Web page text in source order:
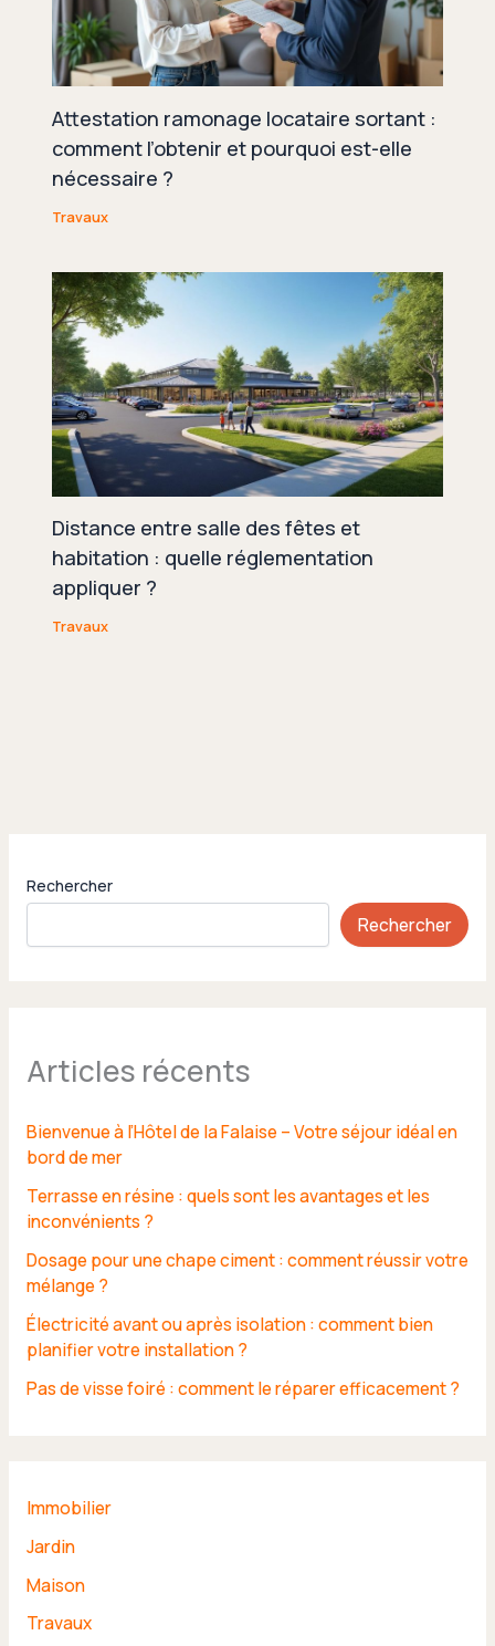
Attestation ramonage locataire sortant :
comment l’obtenir et pourquoi est-elle
nécessaire ?
Travaux
Distance entre salle des fêtes et
habitation : quelle réglementation
appliquer ?
Travaux
Rechercher
Rechercher
Articles récents
Bienvenue à l’Hôtel de la Falaise – Votre séjour idéal en
bord de mer
Terrasse en résine : quels sont les avantages et les
inconvénients ?
Dosage pour une chape ciment : comment réussir votre
mélange ?
Électricité avant ou après isolation : comment bien
planifier votre installation ?
Pas de visse foiré : comment le réparer efficacement ?
Immobilier
Jardin
Maison
Travaux